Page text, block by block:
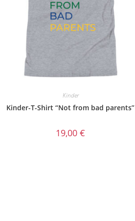
Kinder
Kinder-T-Shirt “Not from bad parents”
19,00€